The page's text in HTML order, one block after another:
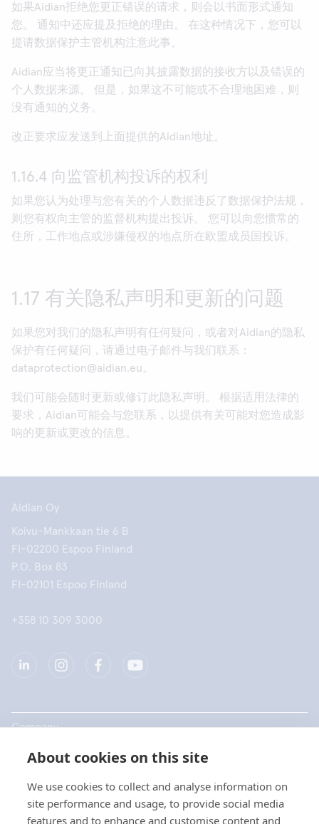
About cookies on this site
We use cookies to collect and analyse information on
site performance and usage, to provide social media
features and to enhance and customise content and
如果Aidian拒绝您更正错误的请求，则会以书面形式通知
您。 通知中还应提及拒绝的理由。 在这种情况下，您可以
提请数据保护主管机构注意此事。
Aidian应当将更正通知已向其披露数据的接收方以及错误的
个人数据来源。 但是，如果这不可能或不合理地困难，则
没有通知的义务。
改正要求应发送到上面提供的Aidian地址。
1.16.4 向监管机构投诉的权利
如果您认为处理与您有关的个人数据违反了数据保护法规，
则您有权向主管的监督机构提出投诉。 您可以向您惯常的
住所，工作地点或涉嫌侵权的地点所在欧盟成员国投诉。
1.17 有关隐私声明和更新的问题
如果您对我们的隐私声明有任何疑问，或者对Aidian的隐私
保护有任何疑问，请通过电子邮件与我们联系：
dataprotection@aidian.eu。
我们可能会随时更新或修订此隐私声明。 根据适用法律的
要求，Aidian可能会与您联系，以提供有关可能对您造成影
响的更新或更改的信息。
Aidian Oy
Koivu-Mankkaan tie 6 B
FI-02200 Espoo Finland
P.O. Box 83
FI-02101 Espoo Finland
+358 10 309 3000
Company
Products
Quick links